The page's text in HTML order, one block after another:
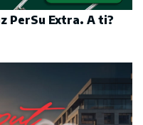
PerSu Extra. A ti?